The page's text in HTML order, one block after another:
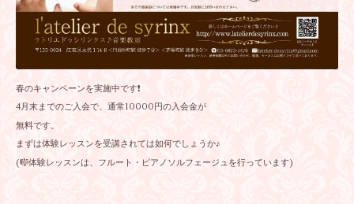
春のキャンペーンを実施中です❗
4月末までのご入会で、通常10000円の入会金が
無料です。
まずは体験レッスンを受講されては如何でしょうか♪
(🎼体験レッスンは、フルート・ピアノソルフェージュを行っています)